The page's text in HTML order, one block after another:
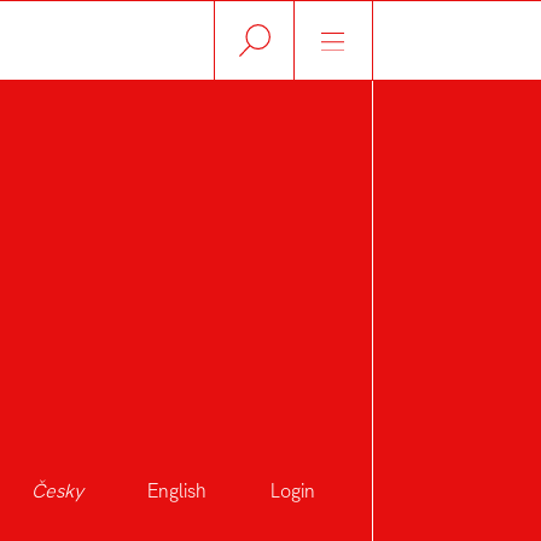
Česky English Login